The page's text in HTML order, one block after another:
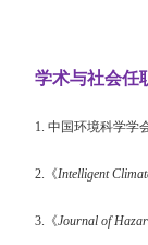
学术与社会任
1. 中国环境科学学
2. 《Intelligent
3. 《Journal of